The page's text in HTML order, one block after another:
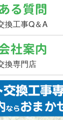
る質問
換工事Q＆A
社案内
換専門店